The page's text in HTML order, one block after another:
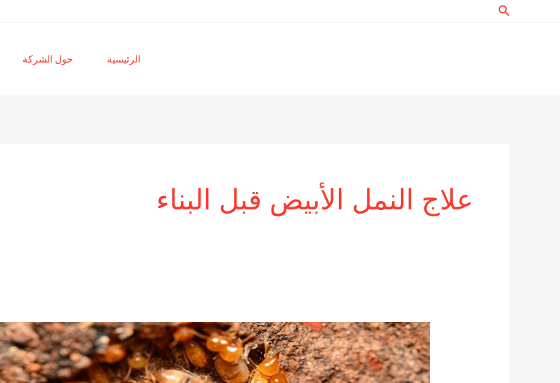
البحث
الرئيسية حول الشركة
علاج النمل الأبيض قبل البناء
دليل
علاج
النمل